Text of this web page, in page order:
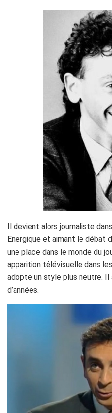
Il devient alors journaliste
Energique et aimant le débat
une place dans le monde du
apparition télévisuelle dans
adopte un style plus neutre. Il
d’années.